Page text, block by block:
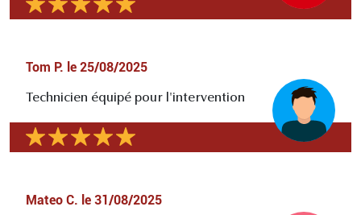
Tom P. le 25/08/2025
Technicien équipé pour l'intervention
Mateo C. le 31/08/2025